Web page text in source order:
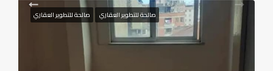
صالحة للتطوير العقاري صالحة للتطوير العقاري